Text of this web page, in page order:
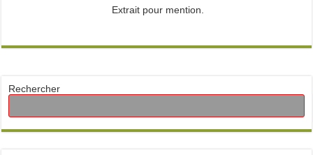
Extrait pour mention.
Rechercher